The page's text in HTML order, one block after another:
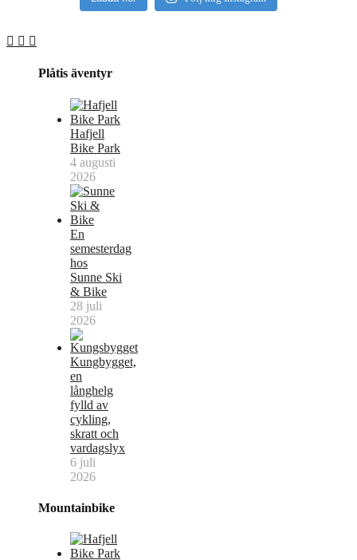
Plåtis äventyr
Hafjell
Bike Park
4 augusti
2026
En
semesterdag
hos
Sunne Ski
& Bike
28 juli
2026
Kungbygget,
en
långhelg
fylld av
cykling,
skratt och
vardagslyx
6 juli
2026
Mountainbike